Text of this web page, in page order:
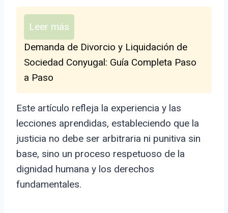
Leer más
Demanda de Divorcio y Liquidación de
Sociedad Conyugal: Guía Completa Paso
a Paso
Este artículo refleja la experiencia y las
lecciones aprendidas, estableciendo que la
justicia no debe ser arbitraria ni punitiva sin
base, sino un proceso respetuoso de la
dignidad humana y los derechos
fundamentales.